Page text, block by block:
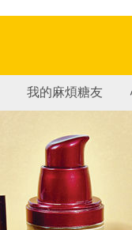
我的麻煩糖友